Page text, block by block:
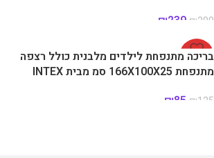
₪299
₪239
-32%
בריכה מתנפחת לילדים מלבנית כולל רצפה
מתנפחת 166X100X25 סמ מבית INTEX
₪125
₪85